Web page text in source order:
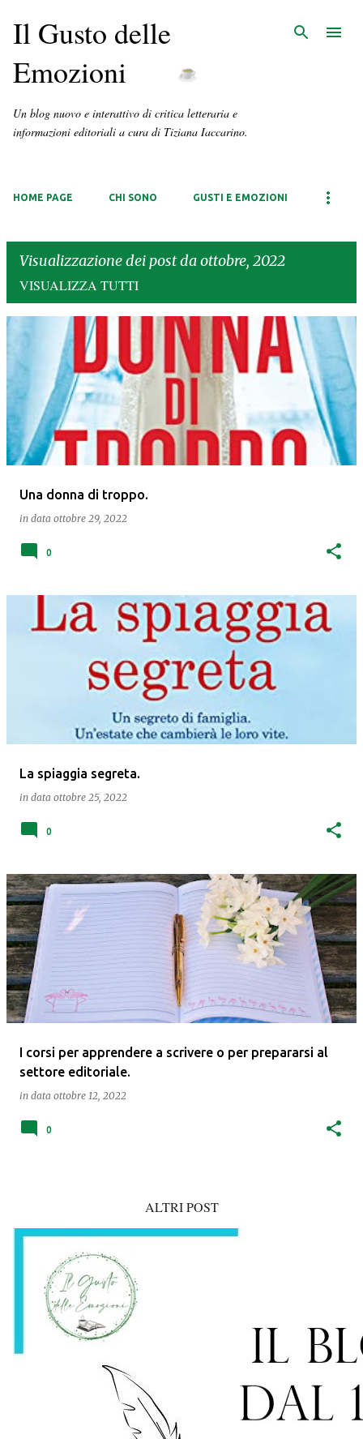
Il Gusto delle
Emozioni
Un blog nuovo e interattivo di critica letteraria e
informazioni editoriali a cura di Tiziana Iaccarino.
HOME PAGE CHI SONO GUSTI E EMOZIONI
Visualizzazione dei post da ottobre, 2022
VISUALIZZA TUTTI
o
s
Una donna di troppo.
in data ottobre 29, 2022
0
La spiaggia segreta.
in data ottobre 25, 2022
0
I corsi per apprendere a scrivere o per prepararsi al
settore editoriale.
in data ottobre 12, 2022
0
ALTRI POST